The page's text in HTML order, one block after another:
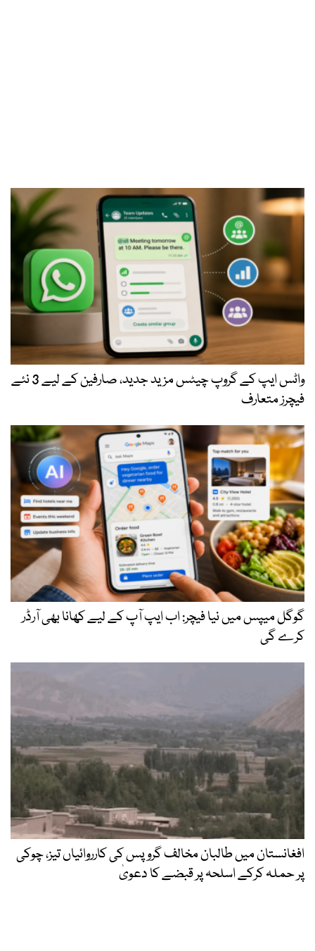
واٹس ایپ کے گروپ چیٹس مزید جدید، صارفین کے لیے 3 نئے
فیچرز متعارف
گوگل میپس میں نیا فیچر: اب ایپ آپ کے لیے کھانا بھی آرڈر
کرے گی
افغانستان میں طالبان مخالف گروپس کی کارروائیاں تیز، چوکی
پر حملہ کرکے اسلحہ پر قبضے کا دعویٰ